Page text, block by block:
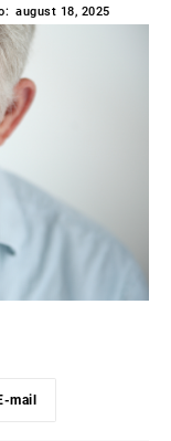
august 18, 2025
mail